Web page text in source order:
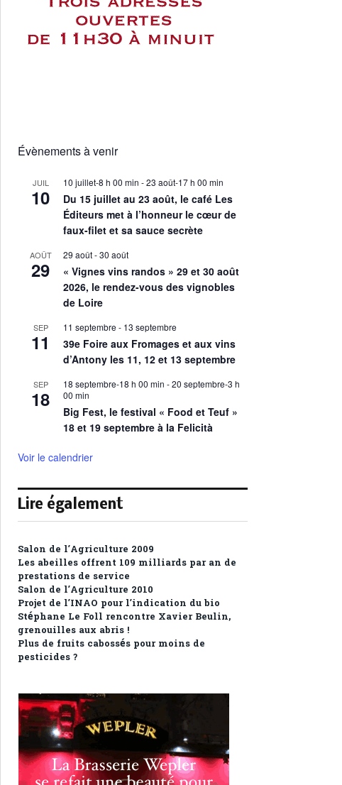
Évènements à venir
JUIL
10
10 juillet-8 h 00 min -23 août-17 h 00 min
Du 15 juillet au 23 août, le café Les
Éditeurs met à l’honneur le cœur de
faux-filet et sa sauce secrète
AOÛT
29
29 août-30 août
« Vignes vins randos » 29 et 30 août
2026, le rendez-vous des vignobles
de Loire
SEP
11
11 septembre - 13 septembre
39e Foire aux Fromages et aux vins
d’Antony les 11, 12 et 13 septembre
SEP
18
18 septembre-18 h 00 min -20 septembre-3 h
00 min
Big Fest, le festival « Food et Teuf »
18 et 19 septembre à la Felicità
Voir le calendrier
Lire également
Salon de l’Agriculture 2009
Les abeilles offrent 109 milliards par an de
prestations de service
Salon de l’Agriculture 2010
Projet de l’INAO pour l’indication du bio
Stéphane Le Foll rencontre Xavier Beulin,
grenouilles aux abris !
Plus de fruits cabossés pour moins de
pesticides ?